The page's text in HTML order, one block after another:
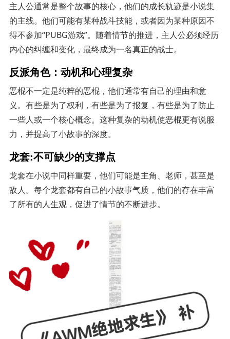
主人公通常是整个故事的核心，他们的成长轨迹是小说集
的主线。他们可能有某种战斗技能，或者因为某种原因不
得不参加“PUBG游戏”。随着情节的推进，主人公必须经历
内心的纠缠和变化，最终成为一名真正的战士。
反派角色：动机和心理复杂
恶棍不一定是纯粹的恶棍，他们通常有自己的理由和意
义。有些是为了权利，有些是为了报复，有些是为了防止
一些人或一个核心概念。这种复杂的动机使恶棍更有说服
力，并提高了小故事的深度。
龙套:不可缺少的支撑点
龙套在小说中同样重要，他们可能是主角、老师，甚至是
敌人。每个龙套都有自己的小故事气质，他们的存在丰富
了所有的人生观，促进了情节的不断进步。